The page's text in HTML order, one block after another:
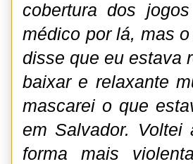
cobertura dos
médico por lá, mas
disse que eu estava
baixar e relaxante
mascarei o que
em Salvador.
forma mais